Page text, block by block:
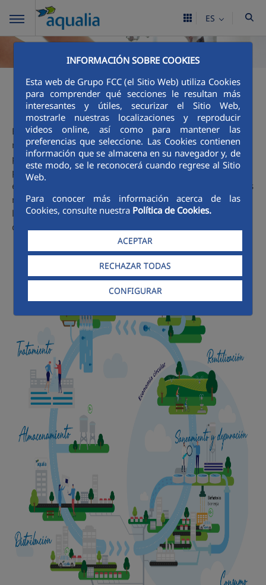
INFORMACIÓN SOBRE COOKIES
Esta web de Grupo FCC (el Sitio Web) utiliza Cookies
para comprender qué secciones le resultan más
interesantes y útiles, securizar el Sitio Web,
mostrarle nuestras localizaciones y reproducir
videos online, así como para mantener las
preferencias que seleccione. Las Cookies contienen
información que se almacena en su navegador y, de
este modo, se le reconocerá cuando regrese al Sitio
Web.
Para conocer más información acerca de las
Cookies, consulte nuestra Política de Cookies.
ACEPTAR
RECHAZAR TODAS
CONFIGURAR
ES
Ciclo integral
El agua es un gran tesoro y que podemos encontrarla en
nuestro entorno: en el mar, en los ríos, en los pantanos...,
pero para que llegue hasta nuestras casas, colegios,
parques, industrias... y la podamos beber, lavarnos con
ella, nadar en la piscina, ver crecer las flores del jardín..., es
necesario que el agua siga un proceso cuidadoso. Esa es la
labor de Aqualia y te invitamos a descubriraquí, con más
detalle, las fases de este apasionante Ciclo.